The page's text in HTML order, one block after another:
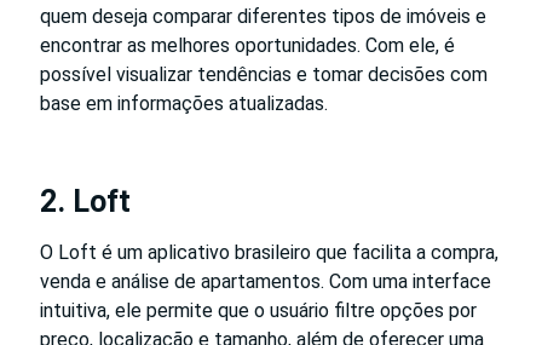
quem deseja comparar diferentes tipos de imóveis e
encontrar as melhores oportunidades. Com ele, é
possível visualizar tendências e tomar decisões com
base em informações atualizadas.
2. Loft
O Loft é um aplicativo brasileiro que facilita a compra,
venda e análise de apartamentos. Com uma interface
intuitiva, ele permite que o usuário filtre opções por
preço, localização e tamanho, além de oferecer uma